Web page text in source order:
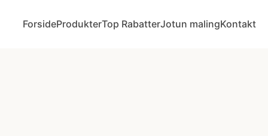
ForsideProdukterTop RabatterJotun malingKontakt